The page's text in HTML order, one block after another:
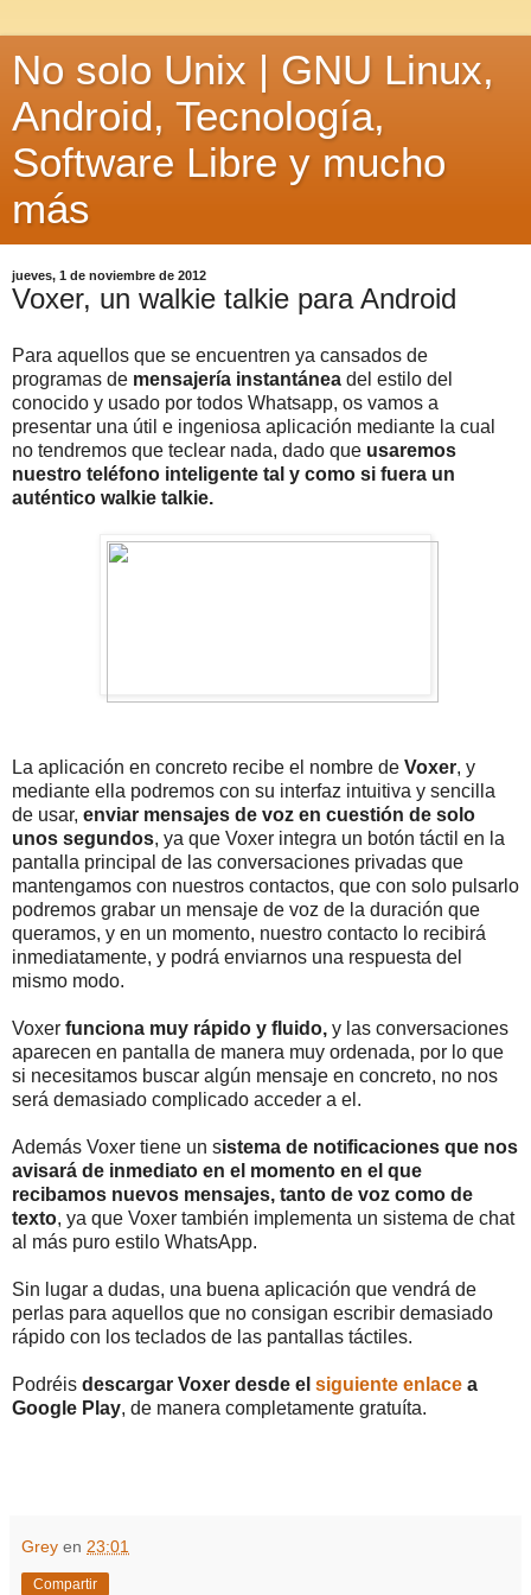
No solo Unix | GNU Linux,
Android, Tecnología,
Software Libre y mucho
más
jueves, 1 de noviembre de 2012
Voxer, un walkie talkie para Android
Para aquellos que se encuentren ya cansados de
programas de mensajería instantánea del estilo del
conocido y usado por todos Whatsapp, os vamos a
presentar una útil e ingeniosa aplicación mediante la cual
no tendremos que teclear nada, dado que usaremos
nuestro teléfono inteligente tal y como si fuera un
auténtico walkie talkie.
La aplicación en concreto recibe el nombre de Voxer, y
mediante ella podremos con su interfaz intuitiva y sencilla
de usar, enviar mensajes de voz en cuestión de solo
unos segundos, ya que Voxer integra un botón táctil en la
pantalla principal de las conversaciones privadas que
mantengamos con nuestros contactos, que con solo pulsarlo
podremos grabar un mensaje de voz de la duración que
queramos, y en un momento, nuestro contacto lo recibirá
inmediatamente, y podrá enviarnos una respuesta del
mismo modo.
Voxer funciona muy rápido y fluido, y las conversaciones
aparecen en pantalla de manera muy ordenada, por lo que
si necesitamos buscar algún mensaje en concreto, no nos
será demasiado complicado acceder a el.
Además Voxer tiene un sistema de notificaciones que nos
avisará de inmediato en el momento en el que
recibamos nuevos mensajes, tanto de voz como de
texto, ya que Voxer también implementa un sistema de chat
al más puro estilo WhatsApp.
Sin lugar a dudas, una buena aplicación que vendrá de
perlas para aquellos que no consigan escribir demasiado
rápido con los teclados de las pantallas táctiles.
Podréis descargar Voxer desde el siguiente enlace a
Google Play, de manera completamente gratuíta.
Grey en 23:01
Compartir